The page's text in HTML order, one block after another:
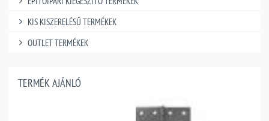
KIS KISZERELÉSŰ TERMÉKEK
OUTLET TERMÉKEK
TERMÉK AJÁNLÓ